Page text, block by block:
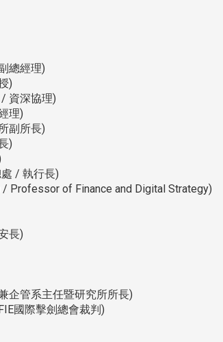
總經理)
)
資深協理)
理)
副所長)
)
/ 執行長)
Professor of Finance and Digital Strategy)
長)
企管系主任暨研究所所長)
國際擊劍總會裁判)